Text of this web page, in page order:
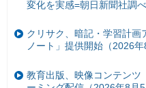
変化を実感=朝日新聞社調
クリサク、暗記・学習計
ノート」提供開始（2026年
教育出版、映像コンテンツ